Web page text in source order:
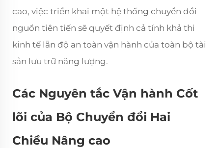
cao, việc triển khai một hệ thống chuyển đổi
nguồn tiên tiến sẽ quyết định cả tính khả thi
kinh tế lẫn độ an toàn vận hành của toàn bộ tài
sản lưu trữ năng lượng.
Các Nguyên tắc Vận hành Cốt
lõi của Bộ Chuyển đổi Hai
Chiều Nâng cao